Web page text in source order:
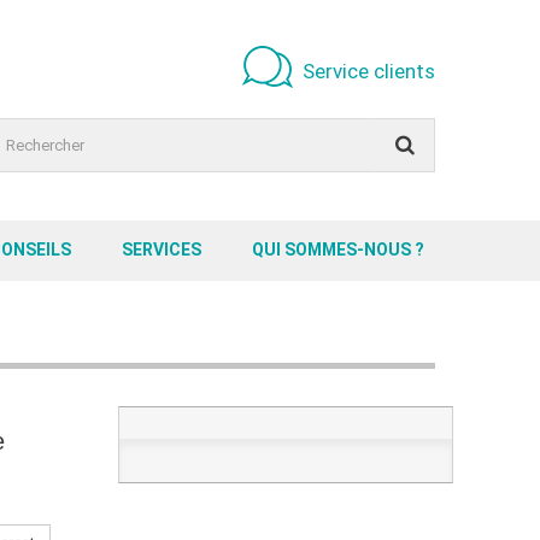
Service clients
SERVICES QUI SOMMES-NOUS ?